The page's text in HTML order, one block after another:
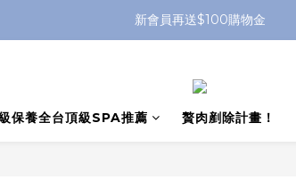
新會員再送$100購物金
保養全台頂級SPA推薦 贅肉剷除計畫！